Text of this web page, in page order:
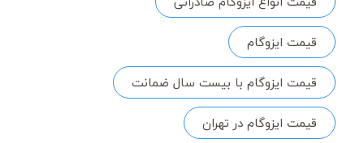
قیمت ایزوگام
قیمت ایزوگام با بیست سال ضمانت
قیمت ایزوگام در تهران